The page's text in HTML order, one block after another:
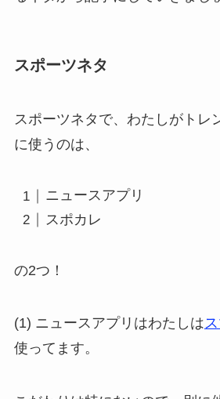
スポーツネタ
スポーツネタで、わたしがトレ
に使うのは、
ニュースアプリ
スポカレ
の2つ！
(1) ニュースアプリはわたしは
使ってます。